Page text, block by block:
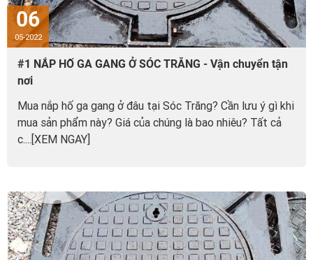
06
05-2022
#1 NẮP HỐ GA GANG Ở SÓC TRĂNG - Vận chuyển tận
nơi
Mua nắp hố ga gang ở đâu tại Sóc Trăng? Cần lưu ý gì khi
mua sản phẩm này? Giá của chúng là bao nhiêu? Tất cả
c....[XEM NGAY]